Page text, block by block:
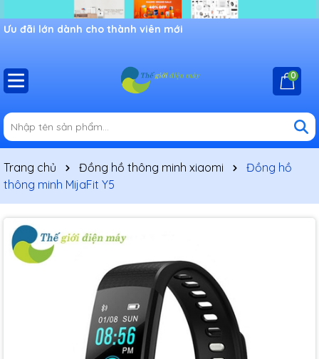
Ưu đãi lớn dành cho thành viên mới
0
Trang chủ Đồng hồ thông minh xiaomi
Đồng hồ
thông minh MijaFit Y5